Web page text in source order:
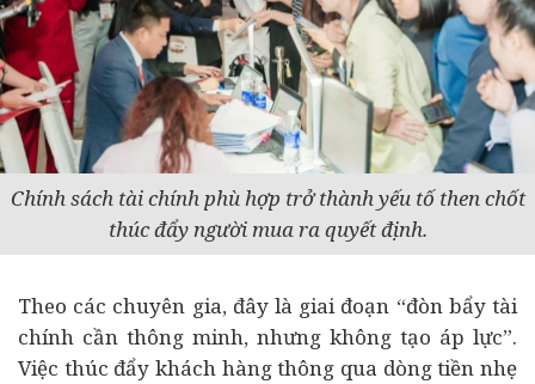
Chính sách tài chính phù hợp trở thành yếu tố then chốt
thúc đẩy người mua ra quyết định.
Theo các chuyên gia, đây là giai đoạn “đòn bẩy tài
chính cần thông minh, nhưng không tạo áp lực”.
Việc thúc đẩy khách hàng thông qua dòng tiền nhẹ